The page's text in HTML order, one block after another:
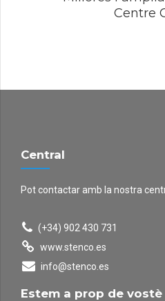
Centre
Central
Pot contactar amb la nostra
(+34) 902 430 731
www.stenco.es
info@stenco.es
Estem a prop de vostè